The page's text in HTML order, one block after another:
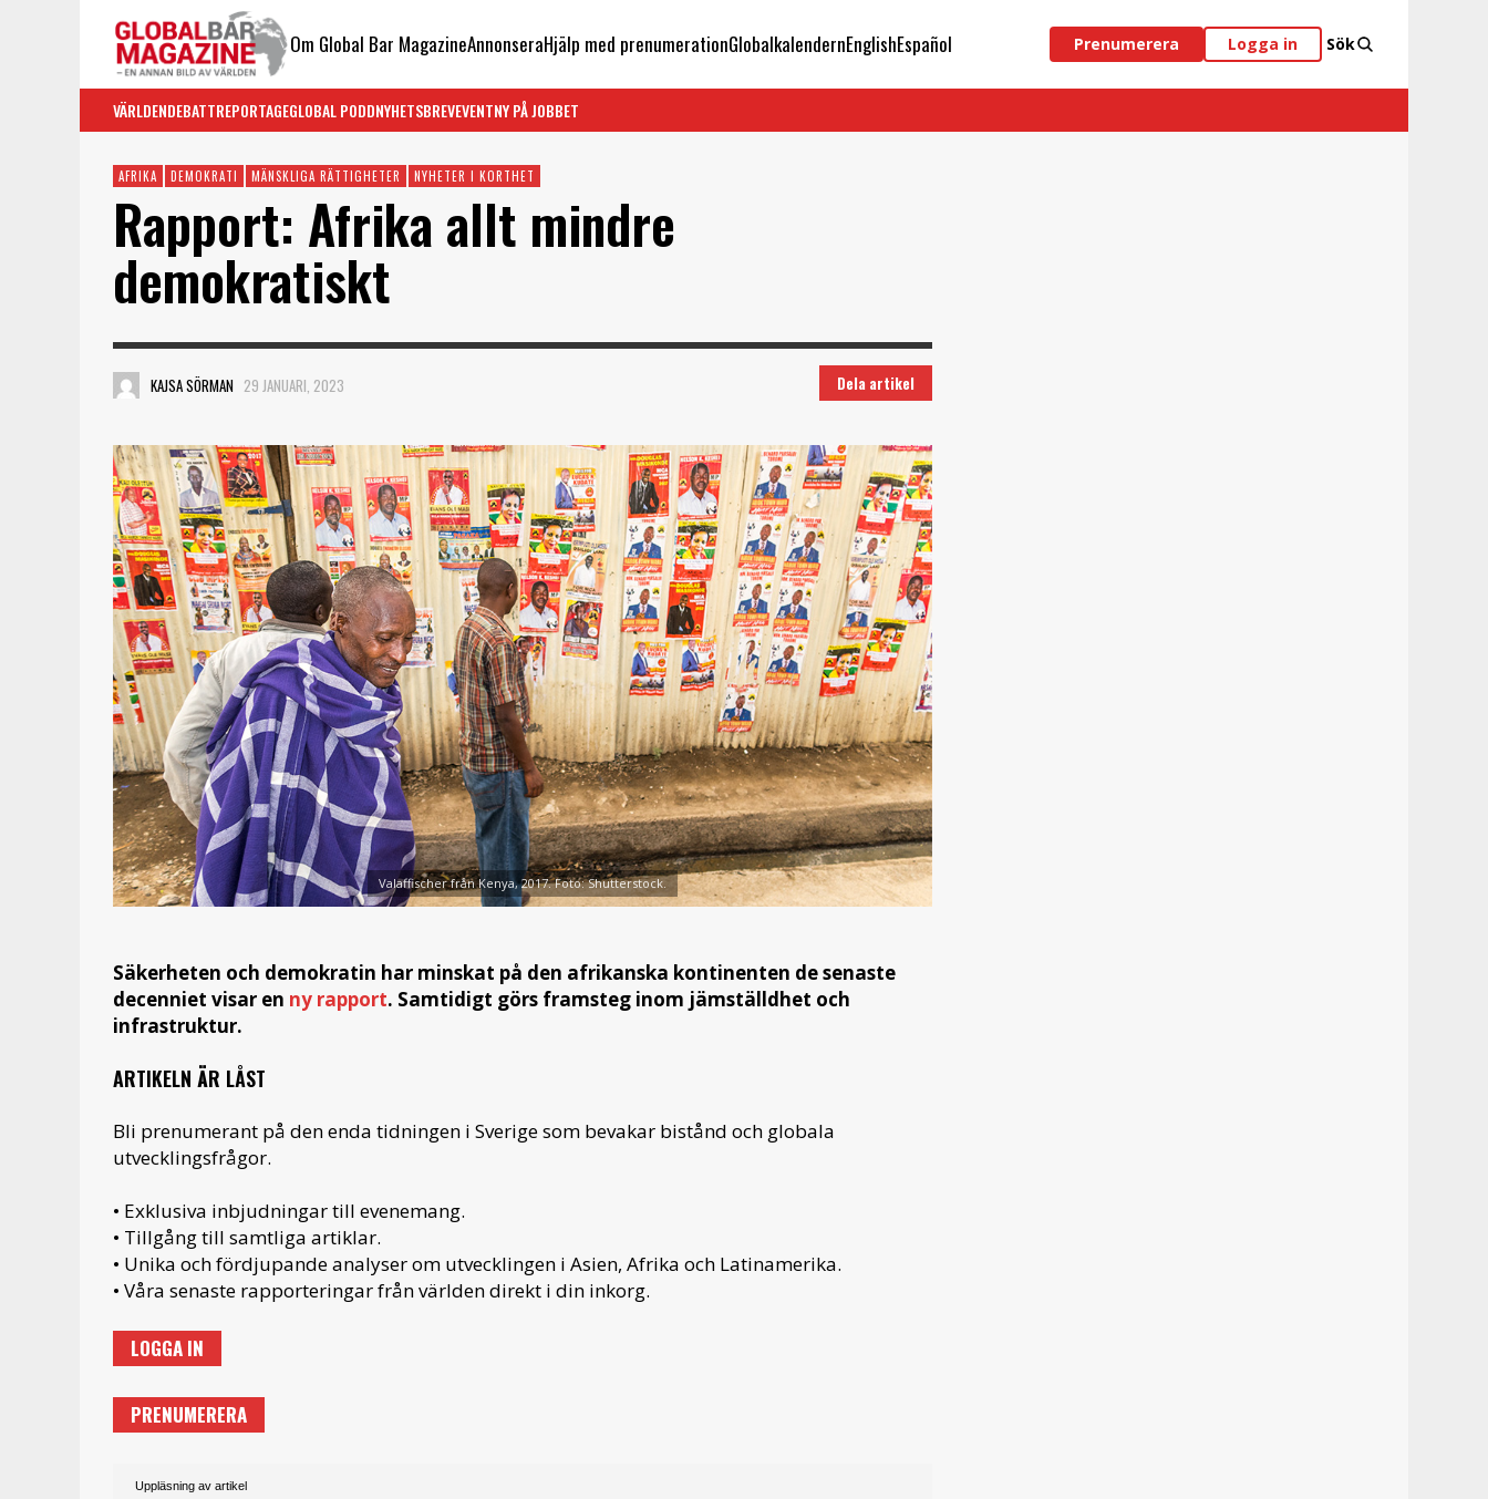
Om Global Bar MagazineAnnonseraHjälp med prenumerationGlobalkalendernEnglishEspañol Prenumerera Logga in Sök
VÄRLDENDEBATTREPORTAGEGLOBAL PODDNYHETSBREVEVENTNY PÅ JOBBET
AFRIKA DEMOKRATI MÄNSKLIGA RÄTTIGHETER NYHETER I KORTHET
Rapport: Afrika allt mindre
demokratiskt
KAJSA SÖRMAN 29 JANUARI, 2023 Dela artikel
Valaffischer från Kenya, 2017. Foto: Shutterstock.
Säkerheten och demokratin har minskat på den afrikanska kontinenten de senaste
decenniet visar en ny rapport. Samtidigt görs framsteg inom jämställdhet och
infrastruktur.
ARTIKELN ÄR LÅST
Bli prenumerant på den enda tidningen i Sverige som bevakar bistånd och globala
utvecklingsfrågor.
• Exklusiva inbjudningar till evenemang.
• Tillgång till samtliga artiklar.
• Unika och fördjupande analyser om utvecklingen i Asien, Afrika och Latinamerika.
• Våra senaste rapporteringar från världen direkt i din inkorg.
LOGGA IN
PRENUMERERA
Uppläsning av artikel